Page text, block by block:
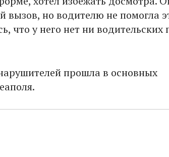
вызов, но водителю не помогла
что у него нет ни водительских
прошла в основных